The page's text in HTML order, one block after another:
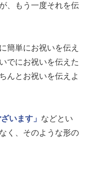
、もう一度それを伝
簡単にお祝いを伝え
でにお祝いを伝えた
んとお祝いを伝えよ
います」 などとい
く、そのような形の